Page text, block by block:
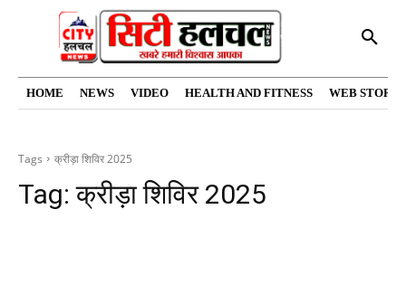
HOME NEWS VIDEO HEALTH AND FITNESS WEB
Tags क्रीड़ा शिविर 2025
Tag:क्रीड़ा शिविर 2025